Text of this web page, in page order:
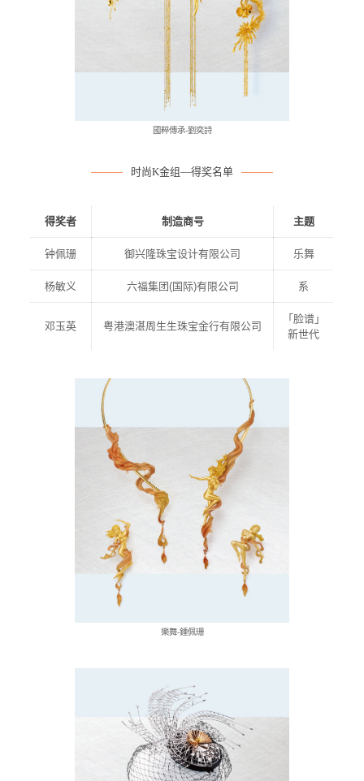
國粹傳承-劉奕詩
时尚K金组—得奖名单
得奖者 制造商号 主题
钟佩珊 御兴隆珠宝设计有限公司 乐舞
杨敏义 六福集团(国际)有限公司 系
邓玉英 粤港澳湛周生生珠宝金行有限公司
「脸谱」
新世代
樂舞-鍾佩珊